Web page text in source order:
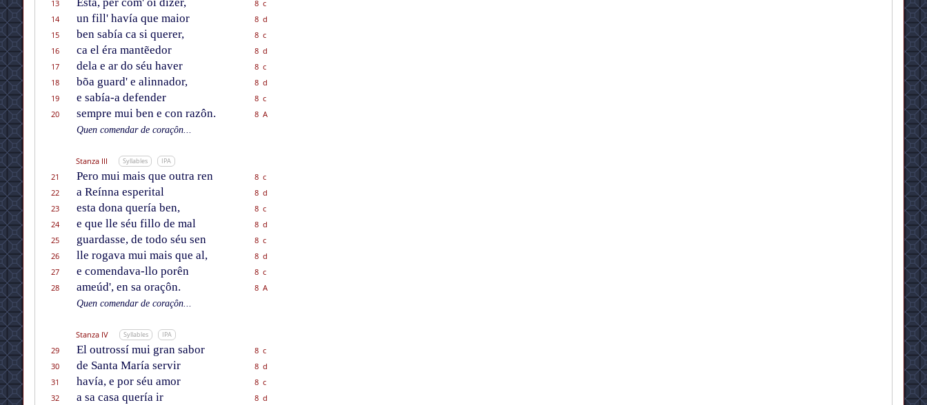
13
8 c
14
un fill' havía que maior
8 d
15
ben sabía ca si querer,
8 c
16
ca el éra mantẽedor
8 d
17
dela e ar do séu haver
8 c
18
bõa guard' e alinnador,
8 d
19
e sabía-a defender
8 c
20
sempre mui ben e con razôn.
8 A
Quen comendar de coraçôn...
Stanza III Syllables IPA
21 Pero mui mais que outra ren
8 c
22
a Reínna esperital
8 d
23
esta dona quería ben,
8 c
24
e que lle séu fillo de mal
8 d
25
guardasse, de todo séu sen
8 c
26
lle rogava mui mais que al,
8 d
27
e comendava-llo porên
8 c
28
ameúd', en sa oraçôn.
8 A
Quen comendar de coraçôn...
Stanza IV Syllables IPA
29 El outrossí mui gran sabor
8 c
30
de Santa María servir
8 d
31
havía, e por séu amor
8 c
32
a sa casa quería ir
8 d